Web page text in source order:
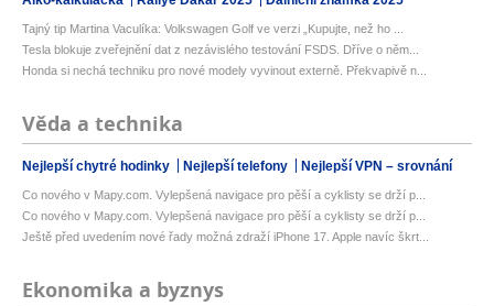
Tajný tip Martina Vaculíka: Volkswagen Golf ve verzi „Kupujte, než ho ...
Tesla blokuje zveřejnění dat z nezávislého testování FSDS. Dříve o něm...
Honda si nechá techniku pro nové modely vyvinout externě. Překvapivě n...
Věda a technika
Nejlepší chytré hodinky Nejlepší telefony Nejlepší VPN – srovnání
Co nového v Mapy.com. Vylepšená navigace pro pěší a cyklisty se drží p...
Co nového v Mapy.com. Vylepšená navigace pro pěší a cyklisty se drží p...
Ještě před uvedením nové řady možná zdraží iPhone 17. Apple navíc škrt...
Ekonomika a byznys